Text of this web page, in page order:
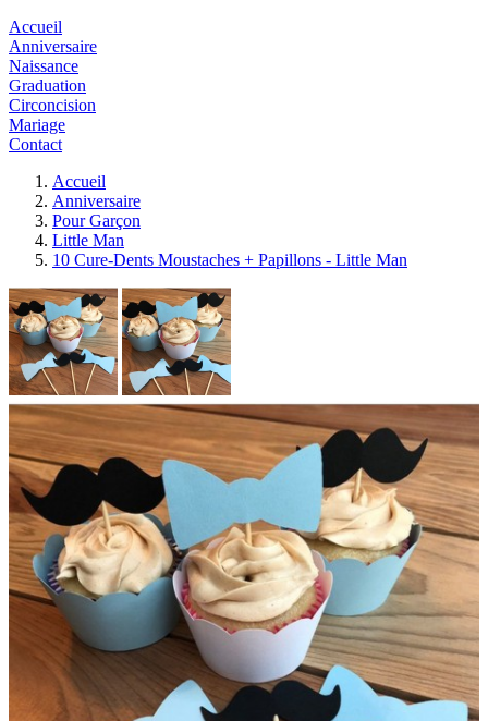
Accueil
Anniversaire
Naissance
Graduation
Circoncision
Mariage
Contact
Accueil
Anniversaire
Pour Garçon
Little Man
10 Cure-Dents Moustaches + Papillons - Little Man